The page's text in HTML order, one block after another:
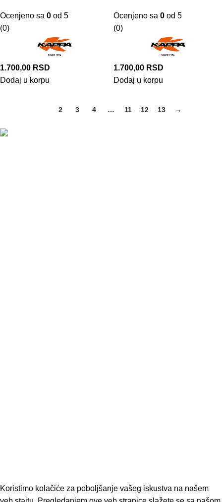
Ocenjeno sa 0 od 5
(0)
1.700,00 RSD
Dodaj u korpu
Ocenjeno sa 0 od 5
(0)
1.700,00 RSD
Dodaj u korpu
2 3 4 … 11 12 13 →
Koristimo kolačiće za poboljšanje vašeg iskustva na našem